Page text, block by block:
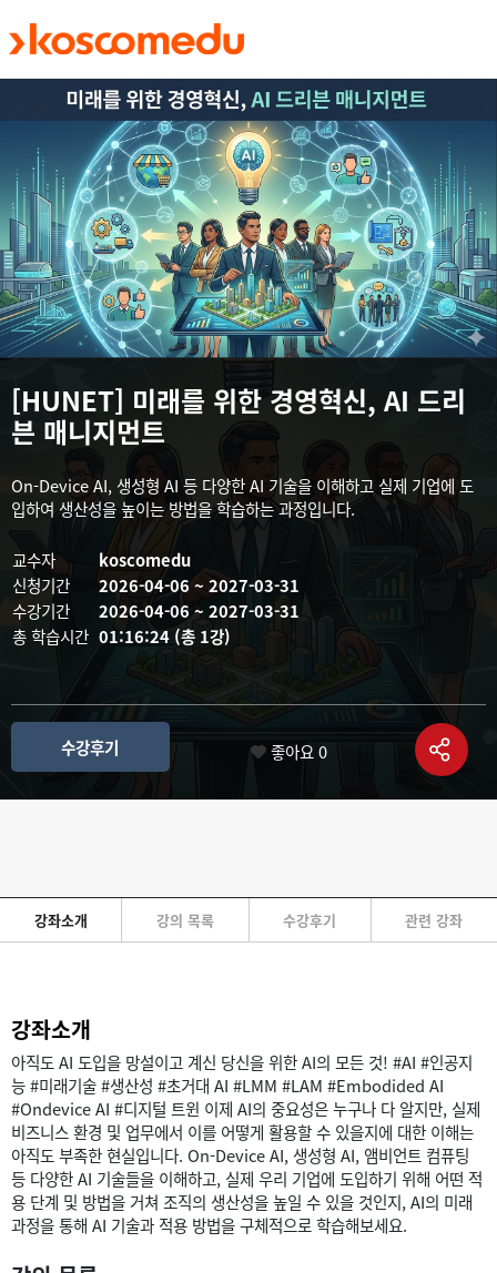
메인 콘텐츠로 건너뛰기
[HUNET] 미래를 위한 경영혁신, AI 드리
븐 매니지먼트
On-Device AI, 생성형 AI 등 다양한 AI 기술을 이해하고 실제 기업에 도
입하여 생산성을 높이는 방법을 학습하는 과정입니다.
교수자
koscomedu
신청기간
2026-04-06 ~ 2027-03-31
수강기간
2026-04-06 ~ 2027-03-31
총 학습시간 01:16:24 (총 1강)
수강후기 좋아요 0
강좌소개 강의 목록 수강후기 관련 강좌
강좌소개
아직도 AI 도입을 망설이고 계신 당신을 위한 AI의 모든 것! #AI #인공지
능 #미래기술 #생산성 #초거대 AI #LMM #LAM #Embodided AI
#Ondevice AI #디지털 트윈 이제 AI의 중요성은 누구나 다 알지만, 실제
비즈니스 환경 및 업무에서 이를 어떻게 활용할 수 있을지에 대한 이해는
아직도 부족한 현실입니다. On-Device AI, 생성형 AI, 앰비언트 컴퓨팅
등 다양한 AI 기술들을 이해하고, 실제 우리 기업에 도입하기 위해 어떤 적
용 단계 및 방법을 거쳐 조직의 생산성을 높일 수 있을 것인지, AI의 미래
과정을 통해 AI 기술과 적용 방법을 구체적으로 학습해보세요.